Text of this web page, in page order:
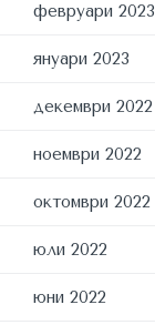
февруари 2023
януари 2023
декември 2022
ноември 2022
октомври 2022
юли 2022
юни 2022